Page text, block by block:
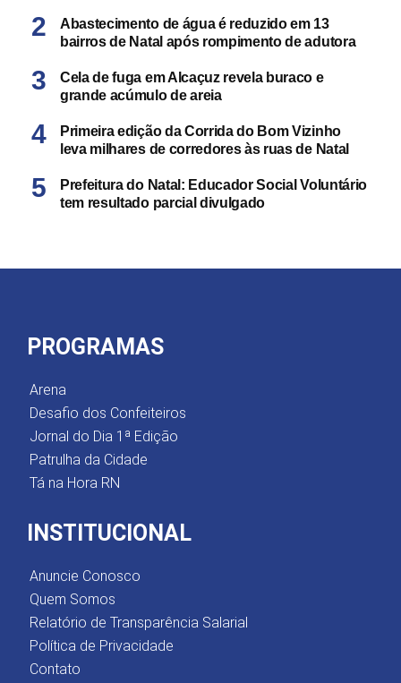
Abastecimento de água é reduzido em 13
bairros de Natal após rompimento de adutora
Cela de fuga em Alcaçuz revela buraco e
grande acúmulo de areia
Primeira edição da Corrida do Bom Vizinho
leva milhares de corredores às ruas de Natal
Prefeitura do Natal: Educador Social Voluntário
tem resultado parcial divulgado
PROGRAMAS
Arena
Desafio dos Confeiteiros
Jornal do Dia 1ª Edição
Patrulha da Cidade
Tá na Hora RN
INSTITUCIONAL
Anuncie Conosco
Quem Somos
Relatório de Transparência Salarial
Política de Privacidade
Contato